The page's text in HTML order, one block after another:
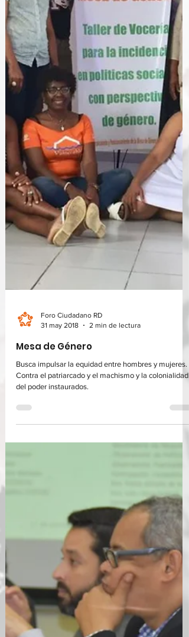
Foro Ciudadano RD
31 may 2018
2 min de lectura
Mesa de Género
Contra el patriarcado y el machismo y la colonialidad
del poder instaurados.